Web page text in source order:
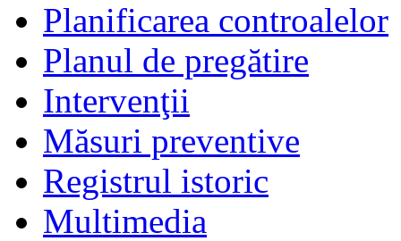
Planificarea controalelor
Planul de pregătire
Intervenţii
Măsuri preventive
Registrul istoric
Multimedia